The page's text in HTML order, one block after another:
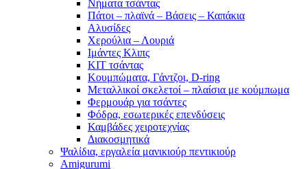
Νήματα τσάντας
Πάτοι – πλαϊνά – Βάσεις – Καπάκια
Αλυσίδες
Χερούλια – Λουριά
Ιμάντες Κλιπς
ΚΙΤ τσάντας
Κουμπώματα, Γάντζοι, D-ring
Μεταλλικοί σκελετοί – πλαίσια με κούμπωμα
Φερμουάρ για τσάντες
Φόδρα, εσωτερικές επενδύσεις
Καμβάδες χειροτεχνίας
Διακοσμητικά
Ψαλίδια, εργαλεία μανικιούρ πεντικιούρ
Amigurumi